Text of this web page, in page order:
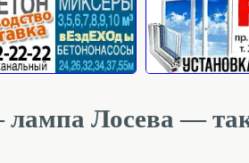
Лосева —